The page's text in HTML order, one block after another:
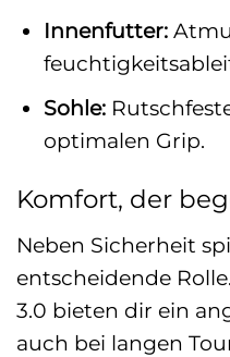
Innenfutter:
Sohle:
optimalen Grip.
Komfort, der
Neben Sicherheit
entscheidende
3.0 bieten dir ein
auch bei langen